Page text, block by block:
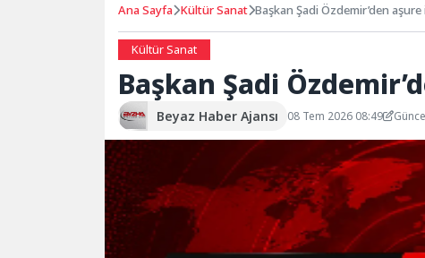
Ana Sayfa Kültür Sanat Başkan Şadi Özdemir’den aşure
Kültür Sanat
Başkan Şadi
Beyaz Haber Ajansı 08 Tem 2026 08:49